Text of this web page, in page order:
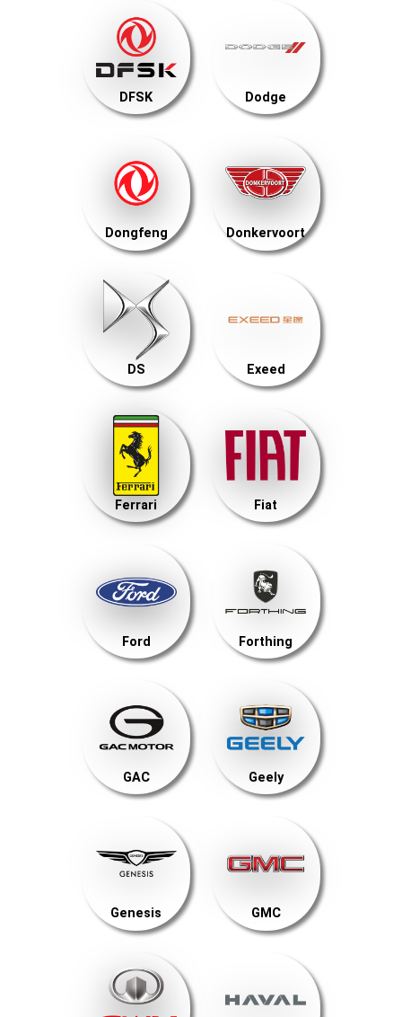
DFSK Dodge
Dongfeng Donkervoort
DS Exeed
Ferrari Fiat
Ford Forthing
GAC Geely
Genesis GMC